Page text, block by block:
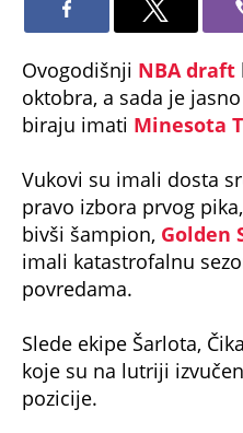
Ovogodišnji NBA draft
oktobra, a sada je
biraju imati Minesota
Vukovi su imali dosta
pravo izbora prvog
bivši šampion, Golden
imali katastrofalnu
povredama.
Slede ekipe Šarlota,
koje su na lutriji
pozicije.